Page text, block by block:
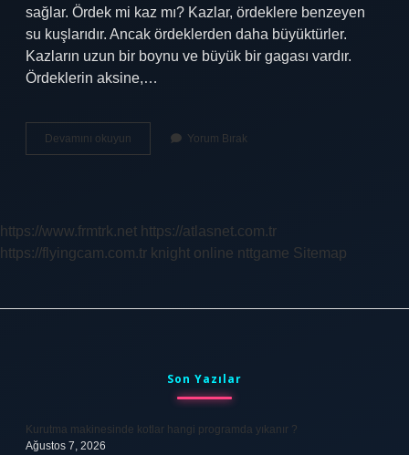
sağlar. Ördek mi kaz mı? Kazlar, ördeklere benzeyen
su kuşlarıdır. Ancak ördeklerden daha büyüktürler.
Kazların uzun bir boynu ve büyük bir gagası vardır.
Ördeklerin aksine,…
Devamını okuyun
Tüyü
Yorum Bırak
https://www.frmtrk.net https://atlasnet.com.tr
https://flyingcam.com.tr knight online nttgame Sitemap
Son Yazılar
Kurutma makinesinde kotlar hangi programda yıkanır ?
Ağustos 7, 2026